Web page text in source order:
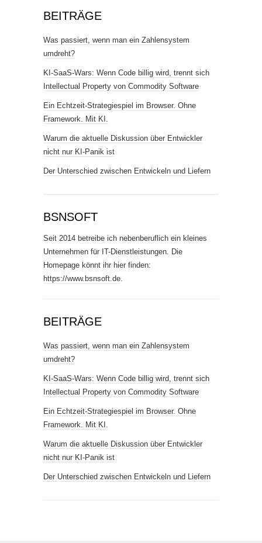
BEITRÄGE
Was passiert, wenn man ein Zahlensystem
umdreht?
KI-SaaS-Wars: Wenn Code billig wird, trennt sich
Intellectual Property von Commodity Software
Ein Echtzeit-Strategiespiel im Browser. Ohne
Framework. Mit KI.
Warum die aktuelle Diskussion über Entwickler
nicht nur KI-Panik ist
Der Unterschied zwischen Entwickeln und Liefern
BSNSOFT
Seit 2014 betreibe ich nebenberuflich ein kleines
Unternehmen für IT-Dienstleistungen. Die
Homepage könnt ihr hier finden:
https://www.bsnsoft.de.
BEITRÄGE
Was passiert, wenn man ein Zahlensystem
umdreht?
KI-SaaS-Wars: Wenn Code billig wird, trennt sich
Intellectual Property von Commodity Software
Ein Echtzeit-Strategiespiel im Browser. Ohne
Framework. Mit KI.
Warum die aktuelle Diskussion über Entwickler
nicht nur KI-Panik ist
Der Unterschied zwischen Entwickeln und Liefern